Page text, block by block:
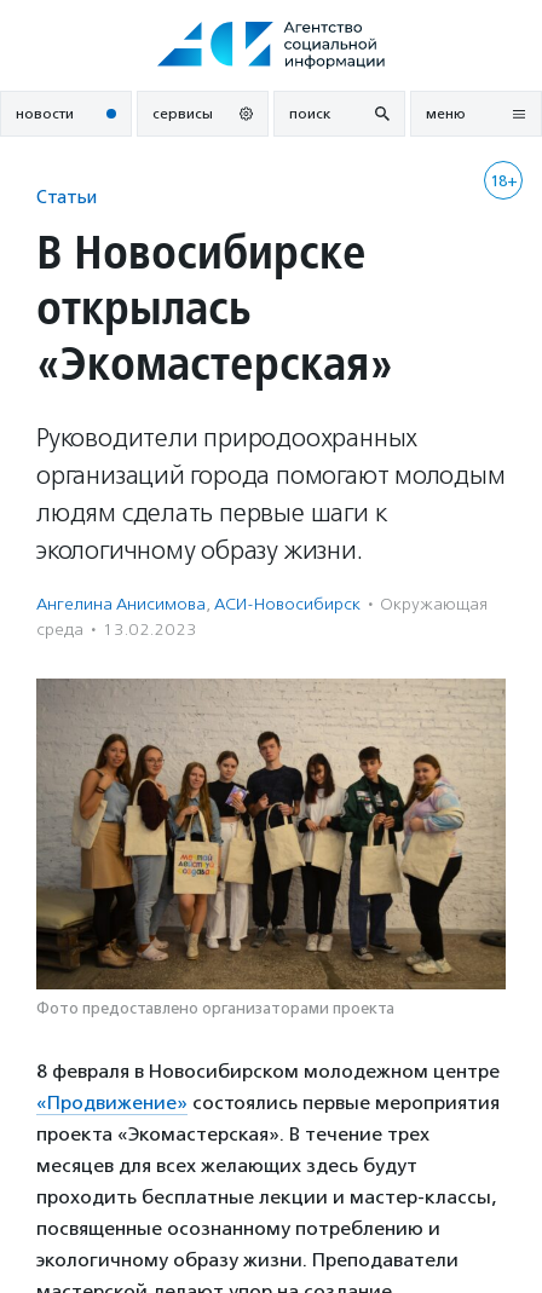
новости сервисы поиск меню
18+
Статьи
В Новосибирске
открылась
«Экомастерская»
Руководители природоохранных
организаций города помогают молодым
людям сделать первые шаги к
экологичному образу жизни.
Ангелина Анисимова, АСИ-Новосибирск · Окружающая
среда · 13.02.2023
Фото предоставлено организаторами проекта
8 февраля в Новосибирском молодежном центре
«Продвижение» состоялись первые мероприятия
проекта «Экомастерская». В течение трех
месяцев для всех желающих здесь будут
проходить бесплатные лекции и мастер-классы,
посвященные осознанному потреблению и
экологичному образу жизни. Преподаватели